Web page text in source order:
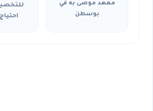
معهد موصى به في
بوسطن